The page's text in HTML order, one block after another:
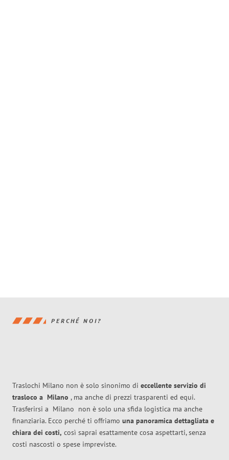
PERCHÉ NOI?
Traslochi Milano non è solo sinonimo di eccellente servizio di
trasloco a Milano , ma anche di prezzi trasparenti ed equi.
Trasferirsi a Milano non è solo una sfida logistica ma anche
finanziaria. Ecco perché ti offriamo una panoramica dettagliata e
chiara dei costi, così saprai esattamente cosa aspettarti, senza
costi nascosti o spese impreviste.